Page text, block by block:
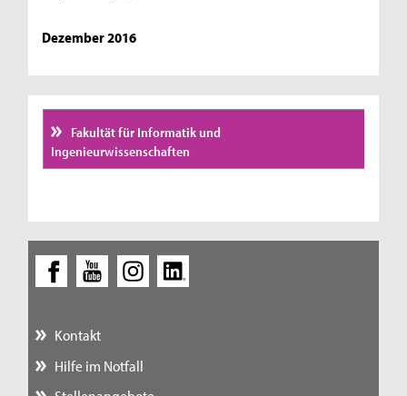
Dezember 2016
Fakultät für Informatik und
Ingenieurwissenschaften
Kontakt
Hilfe im Notfall